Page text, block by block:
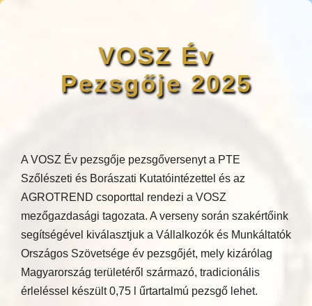
VOSZ Év
Pezsgője 2025
A VOSZ Év pezsgője pezsgőversenyt a PTE
Szőlészeti és Borászati Kutatóintézettel és az
AGROTREND csoporttal rendezi a VOSZ
mezőgazdasági tagozata. A verseny során szakértőink
segítségével kiválasztjuk a Vállalkozók és Munkáltatók
Országos Szövetsége év pezsgőjét, mely kizárólag
Magyarország területéről származó, tradicionális
érleléssel készült 0,75 l űrtartalmú pezsgő lehet.